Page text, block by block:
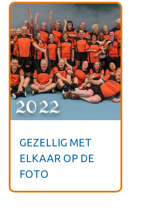
GEZELLIG MET
ELKAAR OP DE
FOTO